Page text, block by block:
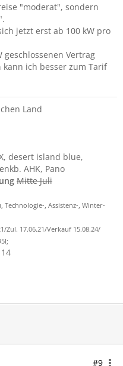
"moderat", sondern
jetzt erst ab 100 kW pro
geschlossenen Vertrag
ich besser zum Tarif
Land
desert island blue,
AHK, Pano
Mitte Juli
Technologie-, Assistenz-, Winter-
Zul. 17.06.21/Verkauf 15.08.24/
#9